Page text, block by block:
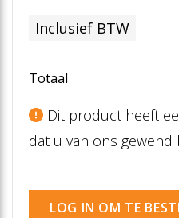
Inclusief BTW
Totaal
Dit product heeft
dat u van ons gewend
LOG IN OM TE